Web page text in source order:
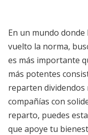
En un mundo
vuelto la norma,
es más importante
más potentes
reparten
compañías con
reparto, puedes
que apoye tu